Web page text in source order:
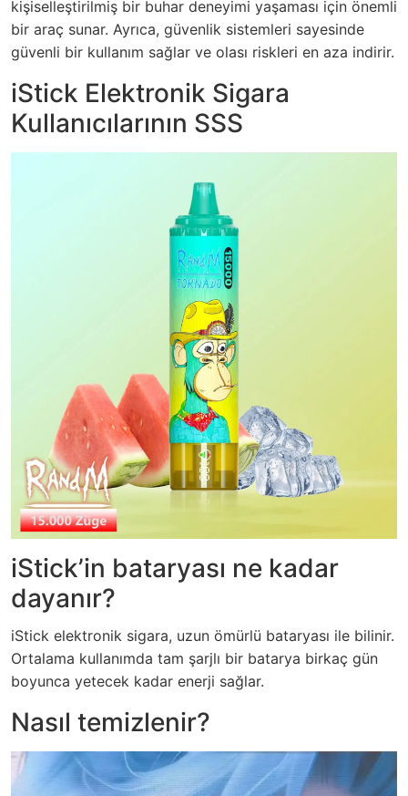
kişiselleştirilmiş bir buhar deneyimi yaşaması için önemli
bir araç sunar. Ayrıca, güvenlik sistemleri sayesinde
güvenli bir kullanım sağlar ve olası riskleri en aza indirir.
iStick Elektronik Sigara
Kullanıcılarının SSS
iStick’in bataryası ne kadar
dayanır?
iStick elektronik sigara, uzun ömürlü bataryası ile bilinir.
Ortalama kullanımda tam şarjlı bir batarya birkaç gün
boyunca yetecek kadar enerji sağlar.
Nasıl temizlenir?